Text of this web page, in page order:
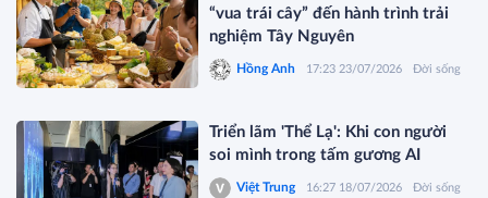
“vua trái cây” đến hành trình trải
nghiệm Tây Nguyên
Hồng Anh 17:23 23/07/2026 Đời sống
Triển lãm 'Thể Lạ': Khi con người
soi mình trong tấm gương AI
Việt Trung 16:27 18/07/2026 Đời sống